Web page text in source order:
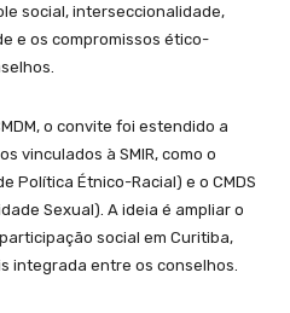
social, interseccionalidade,
e os compromissos ético-
o convite foi estendido a
vinculados à SMIR, como o
Política Étnico-Racial) e o CMDS
Sexual). A ideia é ampliar o
social em Curitiba,
integrada entre os conselhos.